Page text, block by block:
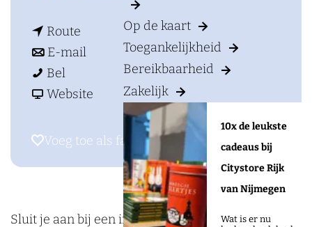
Op de kaart
Toegankelijkheid
Bereikbaarheid
Zakelijk
10x de leukste
cadeaus bij
Citystore Rijk
van Nijmegen
Wat is er nu
a
a
r
I
n
s
a
p
w
a
Route
a
r
n
p
E-mail
a
I
a
Bel
n
t
a
Website
n
t
Voeg toe als favoriet
Voeg toe als favoriet
Sluit je aan bij een inspirerende instapwandeling